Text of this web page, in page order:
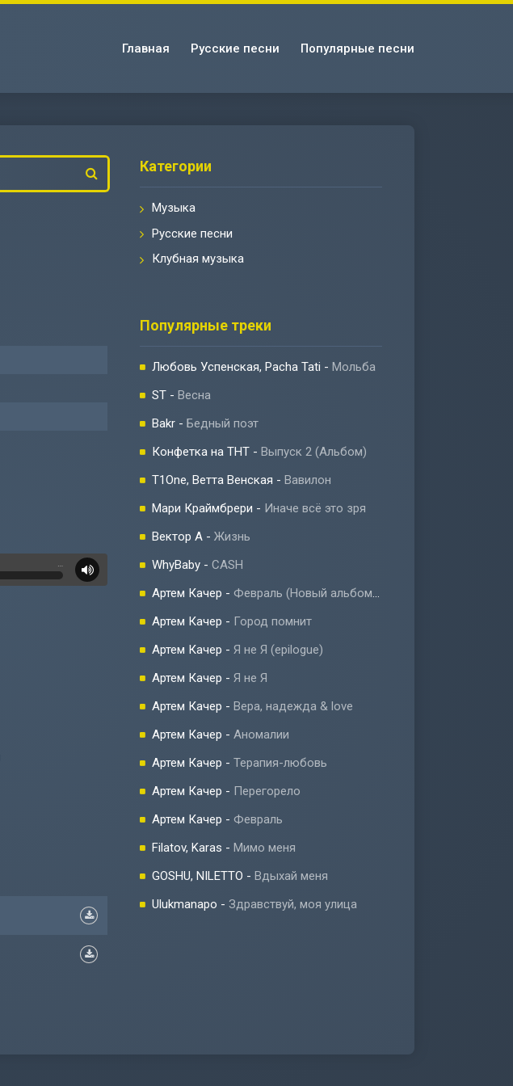
Главная Русские песни Популярные песни
…
Категории
Музыка
Русские песни
Клубная музыка
Популярные треки
Любовь Успенская, Pacha Tati - Мольба
ST - Весна
Bakr - Бедный поэт
Конфетка на ТНТ - Выпуск 2 (Альбом)
T1One, Ветта Венская - Вавилон
Мари Краймбрери - Иначе всё это зря
Вектор А - Жизнь
WhyBaby - CASH
Артем Качер - Февраль (Новый альбом 2023)
Артем Качер - Город помнит
Артем Качер - Я не Я (epilogue)
Артем Качер - Я не Я
Артем Качер - Вера, надежда & love
Артем Качер - Аномалии
Артем Качер - Терапия-любовь
Артем Качер - Перегорело
Артем Качер - Февраль
Filatov, Karas - Мимо меня
GOSHU, NILETTO - Вдыхай меня
Ulukmanapo - Здравствуй, моя улица